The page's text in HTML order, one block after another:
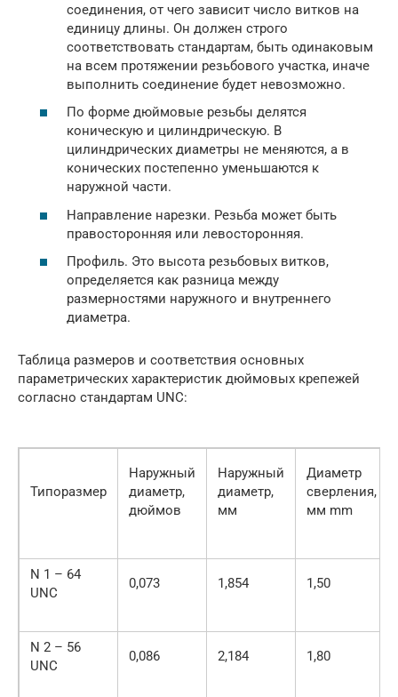
соединения, от чего зависит число витков на
единицу длины. Он должен строго
соответствовать стандартам, быть одинаковым
на всем протяжении резьбового участка, иначе
выполнить соединение будет невозможно.
По форме дюймовые резьбы делятся
коническую и цилиндрическую. В
цилиндрических диаметры не меняются, а в
конических постепенно уменьшаются к
наружной части.
Направление нарезки. Резьба может быть
правосторонняя или левосторонняя.
Профиль. Это высота резьбовых витков,
определяется как разница между
размерностями наружного и внутреннего
диаметра.
Таблица размеров и соответствия основных
параметрических характеристик дюймовых крепежей
согласно стандартам UNC:
Типоразмер
Наружный
диаметр,
дюймов
Наружный
диаметр,
мм
Диаметр
сверления,
мм mm
N 1 – 64
UNC
0,073 1,854 1,50
N 2 – 56
UNC
0,086 2,184 1,80